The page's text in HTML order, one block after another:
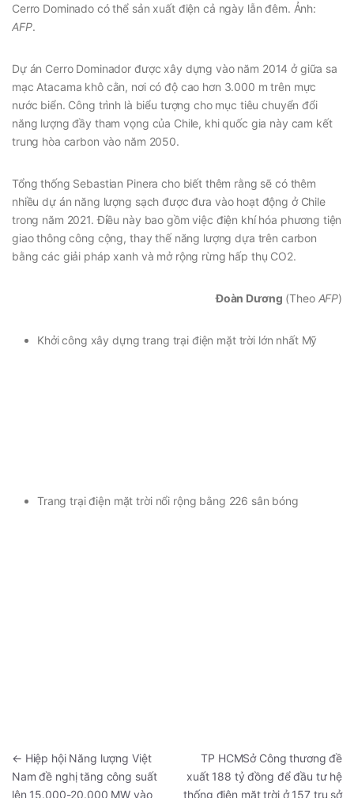
Cerro Dominado có thể sản xuất điện cả ngày lẫn đêm. Ảnh:
AFP.
Dự án Cerro Dominador được xây dựng vào năm 2014 ở giữa sa
mạc Atacama khô cằn, nơi có độ cao hơn 3.000 m trên mực
nước biển. Công trình là biểu tượng cho mục tiêu chuyển đổi
năng lượng đầy tham vọng của Chile, khi quốc gia này cam kết
trung hòa carbon vào năm 2050.
Tổng thống Sebastian Pinera cho biết thêm rằng sẽ có thêm
nhiều dự án năng lượng sạch được đưa vào hoạt động ở Chile
trong năm 2021. Điều này bao gồm việc điện khí hóa phương tiện
giao thông công cộng, thay thế năng lượng dựa trên carbon
bằng các giải pháp xanh và mở rộng rừng hấp thụ CO2.
Đoàn Dương (Theo AFP)
Khởi công xây dựng trang trại điện mặt trời lớn nhất Mỹ
Trang trại điện mặt trời nổi rộng bằng 226 sân bóng
← Hiệp hội Năng lượng Việt
Nam đề nghị tăng công suất
lên 15.000-20.000 MW vào
TP HCMSở Công thương đề
xuất 188 tỷ đồng để đầu tư hệ
thống điện mặt trời ở 157 trụ sở